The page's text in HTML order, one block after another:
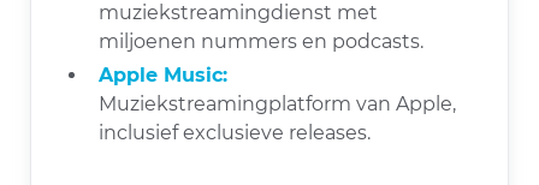
muziekstreamingdienst met
miljoenen nummers en podcasts.
Apple Music:
Muziekstreamingplatform van Apple,
inclusief exclusieve releases.